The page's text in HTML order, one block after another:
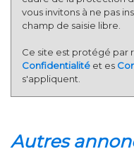
vous invitons à ne pas
champ de saisie libre.
Ce site est protégé par
Confidentialité et es
s'appliquent.
autres annonces immobilières